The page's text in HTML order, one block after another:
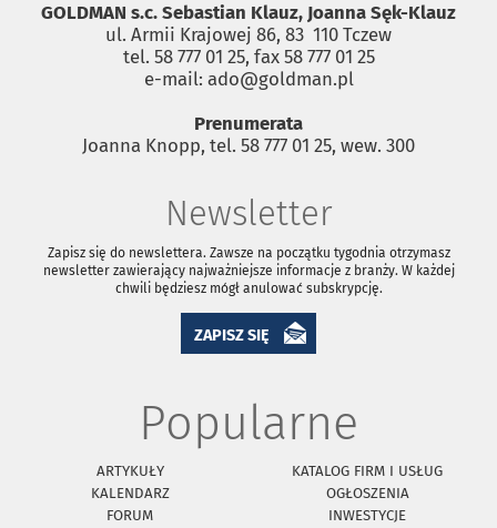
GOLDMAN s.c. Sebastian Klauz, Joanna Sęk-Klauz
ul. Armii Krajowej 86, 83 ­ 110 Tczew
tel. 58 777 01 25, fax 58 777 01 25
e-mail: ado@goldman.pl
Prenumerata
Joanna Knopp, tel. 58 777 01 25, wew. 300
Newsletter
Zapisz się do newslettera. Zawsze na początku tygodnia otrzymasz
newsletter zawierający najważniejsze informacje z branży. W każdej
chwili będziesz mógł anulować subskrypcję.
ZAPISZ SIĘ
Popularne
ARTYKUŁY
KATALOG FIRM I USŁUG
KALENDARZ
OGŁOSZENIA
FORUM
INWESTYCJE